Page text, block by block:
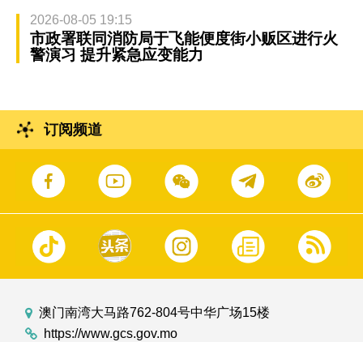
2026-08-05 19:15
市政署联同消防局于飞能便度街小贩区进行火
警演习 提升紧急应变能力
订阅频道
澳门南湾大马路762-804号中华广场15楼
https://www.gcs.gov.mo